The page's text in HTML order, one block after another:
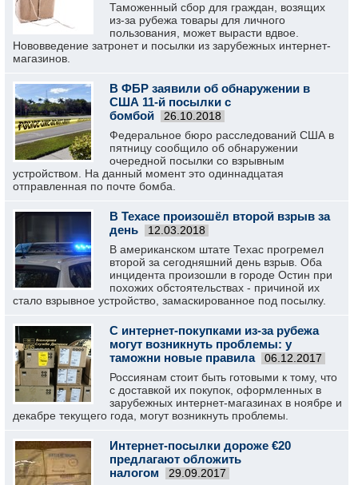
Таможенный сбор для граждан, возящих
из-за рубежа товары для личного
пользования, может вырасти вдвое.
Нововведение затронет и посылки из зарубежных интернет-
магазинов.
В ФБР заявили об обнаружении в
США 11-й посылки с
бомбой
26.10.2018
Федеральное бюро расследований США в
пятницу сообщило об обнаружении
очередной посылки со взрывным
устройством. На данный момент это одиннадцатая
отправленная по почте бомба.
В Техасе произошёл второй взрыв за
день
12.03.2018
В американском штате Техас прогремел
второй за сегодняшний день взрыв. Оба
инцидента произошли в городе Остин при
похожих обстоятельствах - причиной их
стало взрывное устройство, замаскированное под посылку.
С интернет-покупками из-за рубежа
могут возникнуть проблемы: у
таможни новые правила
06.12.2017
Россиянам стоит быть готовыми к тому, что
с доставкой их покупок, оформленных в
зарубежных интернет-магазинах в ноябре и
декабре текущего года, могут возникнуть проблемы.
Интернет-посылки дороже €20
предлагают обложить
налогом
29.09.2017